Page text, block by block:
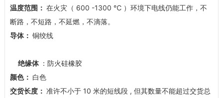
温度范围： 在火灾（ 600 -1300 ℃ ）环境下电线仍能工作，不
断路，不短路，不延燃，不滴落。
导体： 铜绞线
绝缘体 ：防火硅橡胶
颜色： 白色
交货长度： 准许不小于 10 米的短线段 , 但其数量不能超过交货总